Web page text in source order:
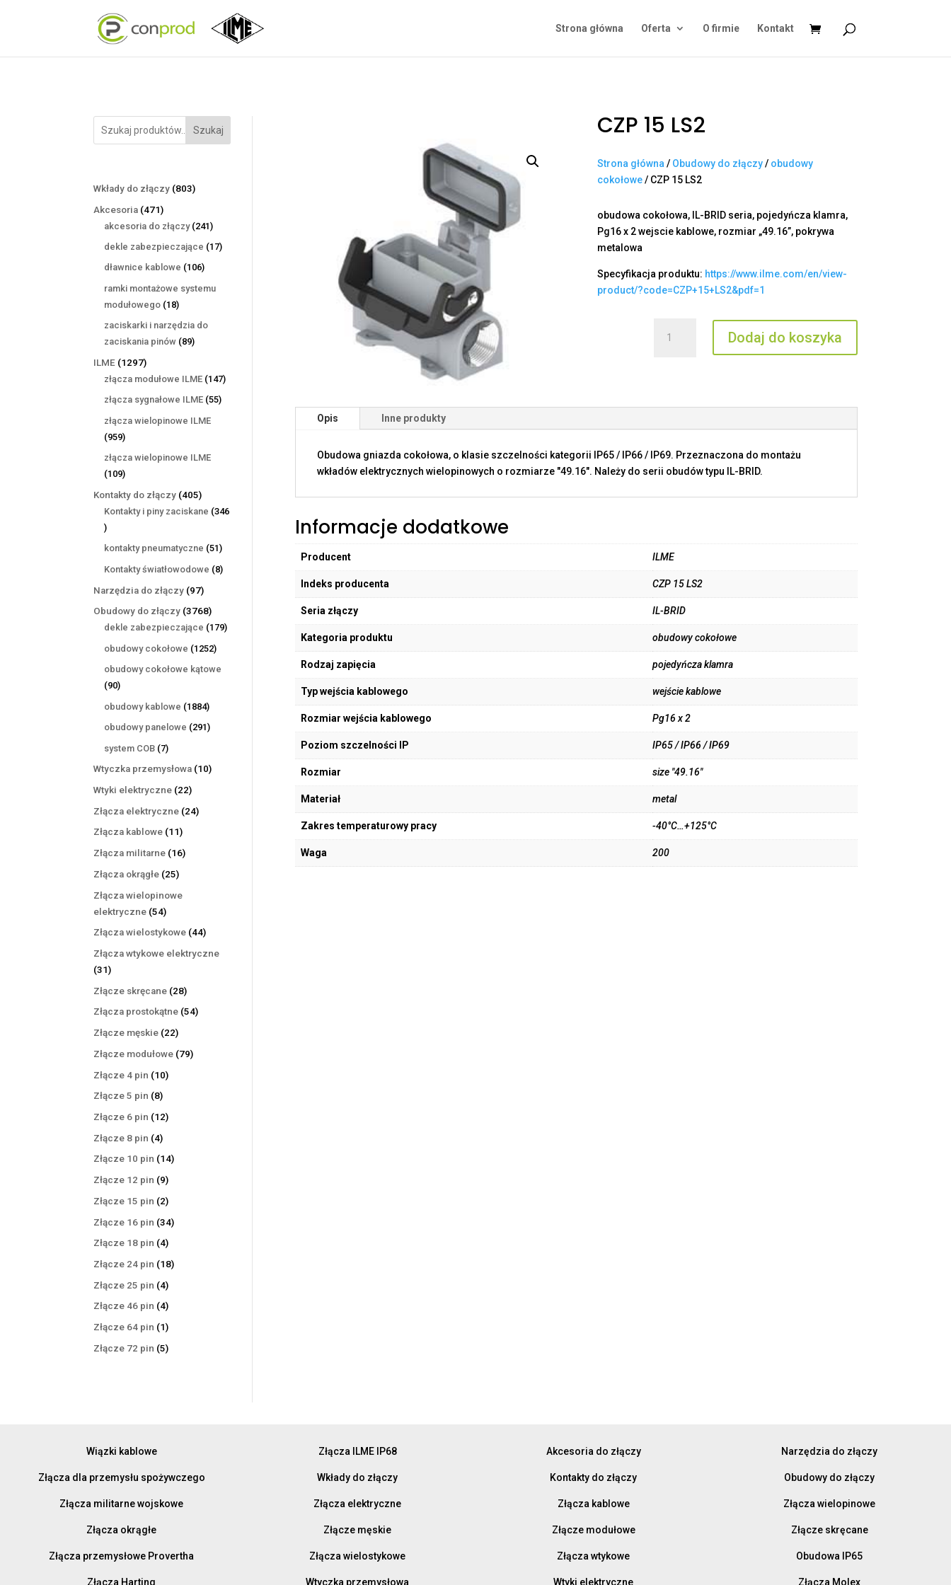
Strona główna Oferta O firmie Kontakt
Szukaj
Wkłady do złączy 803803
Akcesoria 471471
produktów
akcesoria do złączy 241241
produktów
dekle zabezpieczające 1717
dławnice kablowe 106106
ramki montażowe systemu
modułowego 1818
produktów
zaciskarki i narzędzia do
zaciskania pinów 8989
ILME 12971297
produktów
złącza modułowe ILME 147147
złącza sygnałowe ILME 5555
złącza wielopinowe ILME
959959
produktów
złącza wielopinowe ILME
109109
produktów
Kontakty do złączy 405405
produktów
Kontakty i piny zaciskane 346
346
produktów
kontakty pneumatyczne 5151
produktów
Kontakty światłowodowe 88
Narzędzia do złączy 9797
produktów
Obudowy do złączy 37683768
produktów
dekle zabezpieczające 179179
obudowy cokołowe 12521252
obudowy cokołowe kątowe
9090
produktów
obudowy kablowe 18841884
produkty
obudowy panelowe 291291
system COB 77
produktów
Wtyczka przemysłowa 1010
Wtyki elektryczne 2222
produkty
Złącza elektryczne 2424
Złącza kablowe 1111
produktów
Złącza militarne 1616
Złącza okrągłe 2525
Złącza wielopinowe
elektryczne 5454
produkty
Złącza wielostykowe 4444
Złącza wtykowe elektryczne
3131
produktów
Złącze skręcane 2828
produktów
Złącza prostokątne 5454
Złącze męskie 2222
produkty
Złącze modułowe 7979
Złącze 4 pin 1010
Złącze 5 pin 88
produktów
Złącze 6 pin 1212
Złącze 8 pin 44
produkty
Złącze 10 pin 1414
Złącze 12 pin 99
produktów
Złącze 15 pin 22
produkty
Złącze 16 pin 3434
Złącze 18 pin 44
produkty
Złącze 24 pin 1818
Złącze 25 pin 44
produkty
Złącze 46 pin 44
produkty
Złącze 64 pin 11
produkt
Złącze 72 pin 55
CZP 15 LS2
Strona główna / Obudowy do złączy/ obudowy
cokołowe/ CZP 15 LS2
obudowa cokołowa, IL-BRID seria, pojedyńcza klamra,
Pg16 x 2 wejscie kablowe, rozmiar „49.16”, pokrywa
metalowa
Specyfikacja produktu: https://www.ilme.com/en/view-
product/?code=CZP+15+LS2&pdf=1
CZP
Dodaj do koszyka
Opis Inne produkty
Obudowa gniazda cokołowa, o klasie szczelności kategorii IP65 / IP66 / IP69. Przeznaczona do montażu
wkładów elektrycznych wielopinowych o rozmiarze "49.16". Należy do serii obudów typu IL-BRID.
Informacje dodatkowe
Producent ILME
Indeks producenta CZP 15 LS2
Seria złączy IL-BRID
Kategoria produktu obudowy cokołowe
Rodzaj zapięcia pojedyńcza klamra
Typ wejścia kablowego wejście kablowe
Rozmiar wejścia kablowego Pg16 x 2
Poziom szczelności IP IP65 / IP66 / IP69
Rozmiar size "49.16"
Materiał metal
Zakres temperaturowy pracy -40°C…+125°C
Waga 200
Wiązki kablowe
Złącza dla przemysłu spożywczego
Złącza militarne wojskowe
Złącza okrągłe
Złącza przemysłowe Provertha
Złącza Harting
Złącza ILME IP68
Wkłady do złączy
Złącza elektryczne
Złącze męskie
Złącza wielostykowe
Wtyczka przemysłowa
Akcesoria do złączy
Kontakty do złączy
Złącza kablowe
Złącze modułowe
Złącza wtykowe
Wtyki elektryczne
Narzędzia do złączy
Obudowy do złączy
Złącza wielopinowe
Złącze skręcane
Obudowa IP65
Złącza Molex